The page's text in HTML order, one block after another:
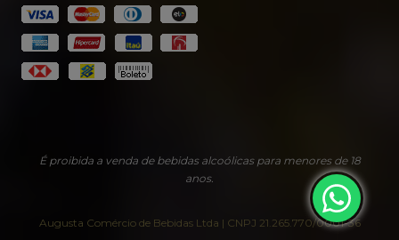
É proibida a venda de bebidas alcoólicas para menores de 18
anos.
Augusta Comércio de Bebidas Ltda | CNPJ 21.265.770/0001-36